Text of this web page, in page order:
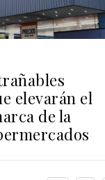
elevarán el
de la